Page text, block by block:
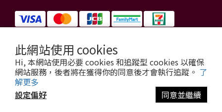
此網站使用 cookies
Hi, 本網站使用必要 cookies 和追蹤型 cookies 以確保
網站服務，後者將在獲得你的同意後才會執行追蹤。 了
解更多
設定偏好
同意並繼續
信源電器有限公司 統一編號：84179325
門市地址：新北市新莊區公園路63號
信源電器 版權所有
copyright © 2026 3cu.com.tw All Rights Reserved.